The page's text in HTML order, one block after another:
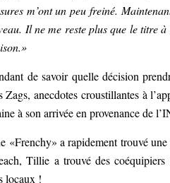
m’ont un peu freiné.
Il ne me reste plus que le titre
de savoir quelle décision
Zags, anecdotes croustillantes à
à son arrivée en provenance de
«Frenchy» a rapidement trouvé
Tillie a trouvé des
locaux !